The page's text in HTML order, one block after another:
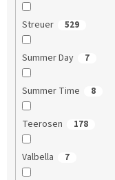
Streuer 529
Summer Day 7
Summer Time 8
Teerosen 178
Valbella 7